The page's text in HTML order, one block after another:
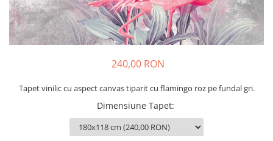
Sticker Harta Lumii
Stickere Cu Model Repetitiv
Stickere Perete Pentru Camera De
Stickere pentru Usi
Stickere pentru Podea
240,00 RON
Tapet vinilic cu aspect canvas tiparit cu flamingo roz pe fundal gri.
Dimensiune Tapet: